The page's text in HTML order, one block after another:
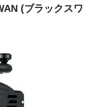
(ブラックスワ